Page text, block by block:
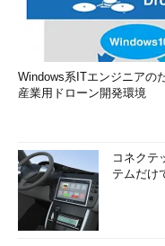
Windows系ITエンジニアの
産業用ドローン開発環境
コネクテ
テムだけ